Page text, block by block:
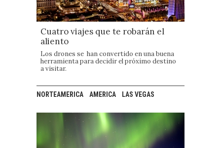
Cuatro viajes que te robarán el
aliento
Los drones se han convertido en una buena
herramienta para decidir el próximo destino
a visitar.
NORTEAMERICA AMERICA LAS VEGAS